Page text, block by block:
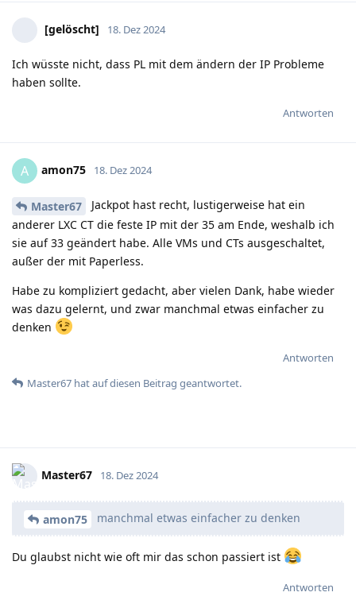
[gelöscht] 18. Dez 2024
Ich wüsste nicht, dass PL mit dem ändern der IP Probleme
haben sollte.
Antworten
A amon75 18. Dez 2024
Master67
Jackpot hast recht, lustigerweise hat ein
anderer LXC CT die feste IP mit der 35 am Ende, weshalb ich
sie auf 33 geändert habe. Alle VMs und CTs ausgeschaltet,
außer der mit Paperless.
Habe zu kompliziert gedacht, aber vielen Dank, habe wieder
was dazu gelernt, und zwar manchmal etwas einfacher zu
denken
Antworten
Master67 hatauf diesen Beitrag geantwortet.
Master67 18. Dez 2024
amon75 manchmal etwas einfacher zu denken
Du glaubst nicht wie oft mir das schon passiert ist
Antworten